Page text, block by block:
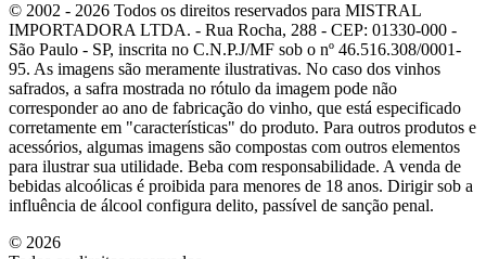
© 2002 - 2026 Todos os direitos reservados para MISTRAL
IMPORTADORA LTDA. - Rua Rocha, 288 - CEP: 01330-000 -
São Paulo - SP, inscrita no C.N.P.J/MF sob o nº 46.516.308/0001-
95. As imagens são meramente ilustrativas. No caso dos vinhos
safrados, a safra mostrada no rótulo da imagem pode não
corresponder ao ano de fabricação do vinho, que está especificado
corretamente em "características" do produto. Para outros produtos e
acessórios, algumas imagens são compostas com outros elementos
para ilustrar sua utilidade. Beba com responsabilidade. A venda de
bebidas alcoólicas é proibida para menores de 18 anos. Dirigir sob a
influência de álcool configura delito, passível de sanção penal.
© 2026